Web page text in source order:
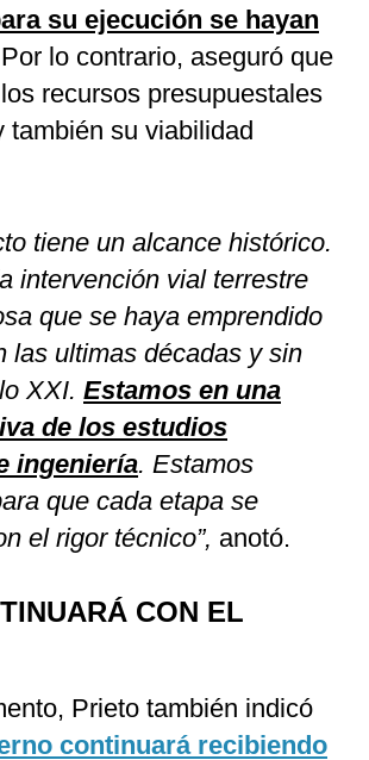
su ejecución se hayan
lo contrario, aseguró que
recursos presupuestales
también su viabilidad
tiene un alcance histórico.
intervención vial terrestre
que se haya emprendido
las ultimas décadas y sin
XXI. Estamos en una
de los estudios
ingeniería. Estamos
que cada etapa se
el rigor técnico”, anotó.
CON EL
Prieto también indicó
continuará recibiendo